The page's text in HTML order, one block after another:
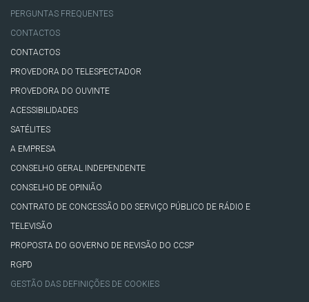
PERGUNTAS FREQUENTES
CONTACTOS
CONTACTOS
PROVEDORA DO TELESPECTADOR
PROVEDORA DO OUVINTE
ACESSIBILIDADES
SATÉLITES
A EMPRESA
CONSELHO GERAL INDEPENDENTE
CONSELHO DE OPINIÃO
CONTRATO DE CONCESSÃO DO SERVIÇO PÚBLICO DE RÁDIO E
TELEVISÃO
PROPOSTA DO GOVERNO DE REVISÃO DO CCSP
RGPD
GESTÃO DAS DEFINIÇÕES DE COOKIES